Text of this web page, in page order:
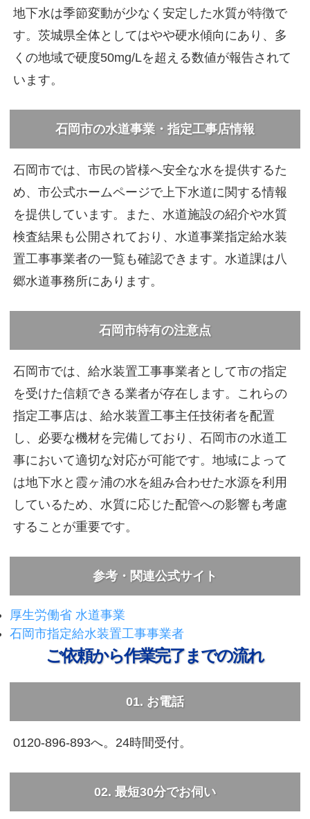
地下水は季節変動が少なく安定した水質が特徴で
す。茨城県全体としてはやや硬水傾向にあり、多
くの地域で硬度50mg/Lを超える数値が報告されて
います。
石岡市の水道事業・指定工事店情報
石岡市では、市民の皆様へ安全な水を提供するた
め、市公式ホームページで上下水道に関する情報
を提供しています。また、水道施設の紹介や水質
検査結果も公開されており、水道事業指定給水装
置工事事業者の一覧も確認できます。水道課は八
郷水道事務所にあります。
石岡市特有の注意点
石岡市では、給水装置工事事業者として市の指定
を受けた信頼できる業者が存在します。これらの
指定工事店は、給水装置工事主任技術者を配置
し、必要な機材を完備しており、石岡市の水道工
事において適切な対応が可能です。地域によって
は地下水と霞ヶ浦の水を組み合わせた水源を利用
しているため、水質に応じた配管への影響も考慮
することが重要です。
参考・関連公式サイト
厚生労働省 水道事業
石岡市指定給水装置工事事業者
ご依頼から作業完了までの流れ
01. お電話
0120-896-893へ。24時間受付。
02. 最短30分でお伺い